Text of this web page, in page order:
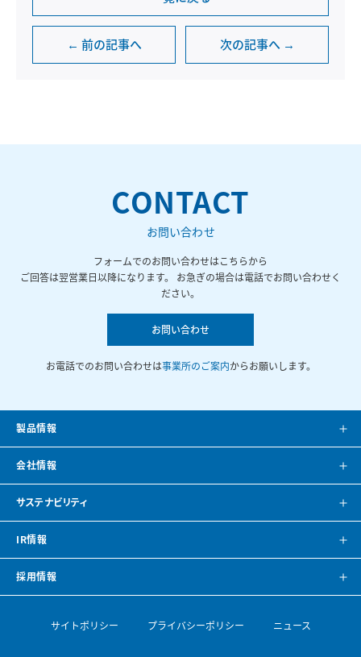
← 前の記事へ 次の記事へ →
CONTACT
お問い合わせ
フォームでのお問い合わせはこちらから
ご回答は翌営業日以降になります。 お急ぎの場合は電話でお問い合わせく
ださい。
お問い合わせ
お電話でのお問い合わせは事業所のご案内からお願いします。
製品情報
製品案内
システム提案
CAD・BIMデータ
空調ナビゲーション
導入事例
会社情報
会社案内
会社概要
見学のご案内
空調機開発の歴史
サステナビリティ
方針・トップメッセージ
環境
IR情報
IRニュース
採用情報
サイトポリシー プライバシーポリシー ニュース